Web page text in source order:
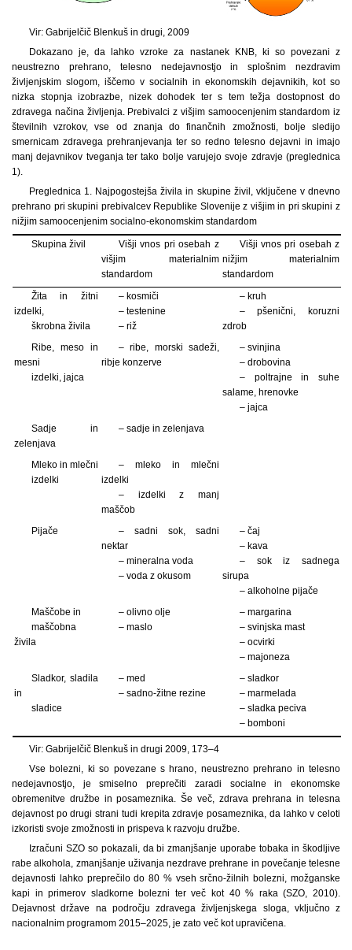
Vir: Gabrijelčič Blenkuš in drugi, 2009
Dokazano je, da lahko vzroke za nastanek KNB, ki so povezani z
neustrezno prehrano, telesno nedejavnostjo in splošnim nezdravim
življenjskim slogom, iščemo v socialnih in ekonomskih dejavnikih, kot so
nizka stopnja izobrazbe, nizek dohodek ter s tem težja dostopnost do
zdravega načina življenja. Prebivalci z višjim samoocenjenim standardom iz
številnih vzrokov, vse od znanja do finančnih zmožnosti, bolje sledijo
smernicam zdravega prehranjevanja ter so redno telesno dejavni in imajo
manj dejavnikov tveganja ter tako bolje varujejo svoje zdravje (preglednica
1).
Preglednica 1. Najpogostejša živila in skupine živil, vključene v dnevno
prehrano pri skupini prebivalcev Republike Slovenije z višjim in pri skupini z
nižjim samoocenjenim socialno-ekonomskim standardom
Skupina živil
Višji vnos pri osebah z
višjim materialnim
standardom
Višji vnos pri osebah z
nižjim materialnim
standardom
Žita in žitni
izdelki,
škrobna živila
– kosmiči
– testenine
– riž
– kruh
– pšenični, koruzni
zdrob
Ribe, meso in
mesni
izdelki, jajca
– ribe, morski sadeži,
ribje konzerve
– svinjina
– drobovina
– poltrajne in suhe
salame, hrenovke
– jajca
Sadje in
zelenjava
– sadje in zelenjava
Mleko in mlečni
izdelki
– mleko in mlečni
izdelki
– izdelki z manj
maščob
Pijače
– sadni sok, sadni
nektar
– mineralna voda
– voda z okusom
– čaj
– kava
– sok iz sadnega
sirupa
– alkoholne pijače
Maščobe in
maščobna
živila
– olivno olje
– maslo
– margarina
– svinjska mast
– ocvirki
– majoneza
Sladkor, sladila
in
sladice
– med
– sadno-žitne rezine
– sladkor
– marmelada
– sladka peciva
– bomboni
Vir: Gabrijelčič Blenkuš in drugi 2009, 173–4
Vse bolezni, ki so povezane s hrano, neustrezno prehrano in telesno
nedejavnostjo, je smiselno preprečiti zaradi socialne in ekonomske
obremenitve družbe in posameznika. Še več, zdrava prehrana in telesna
dejavnost po drugi strani tudi krepita zdravje posameznika, da lahko v celoti
izkoristi svoje zmožnosti in prispeva k razvoju družbe.
Izračuni SZO so pokazali, da bi zmanjšanje uporabe tobaka in škodljive
rabe alkohola, zmanjšanje uživanja nezdrave prehrane in povečanje telesne
dejavnosti lahko preprečilo do 80 % vseh srčno-žilnih bolezni, možganske
kapi in primerov sladkorne bolezni ter več kot 40 % raka (SZO, 2010).
Dejavnost države na področju zdravega življenjskega sloga, vključno z
nacionalnim programom 2015–2025, je zato več kot upravičena.